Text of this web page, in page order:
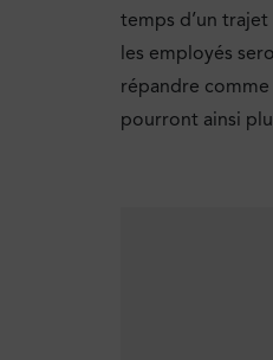
temps d’un
les employés
répandre
pourront ainsi